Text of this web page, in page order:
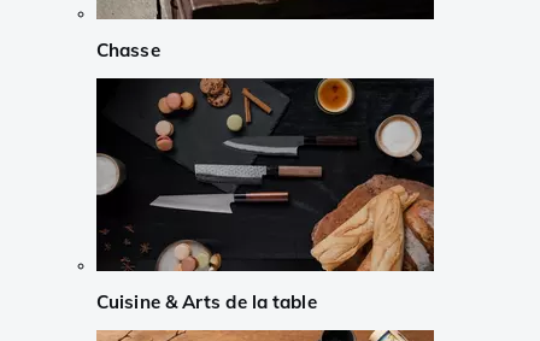
Chasse
Cuisine & Arts de la table